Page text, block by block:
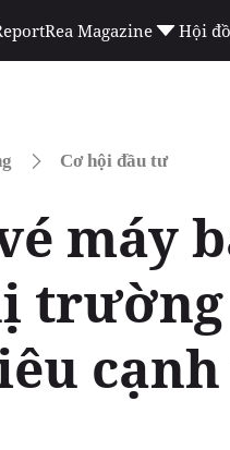
Rea Magazine Hội
Cơ hội đầu tư
máy